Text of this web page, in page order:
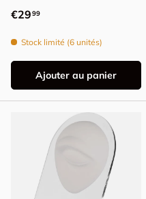
Prix habituel
€2999
Stock limité (6 unités)
Ajouter au panier